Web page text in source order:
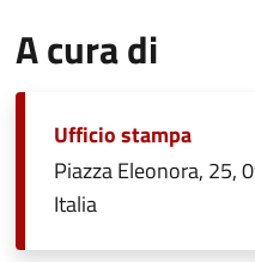
A cura di
Ufficio stampa
Piazza Eleonora, 25,
Italia